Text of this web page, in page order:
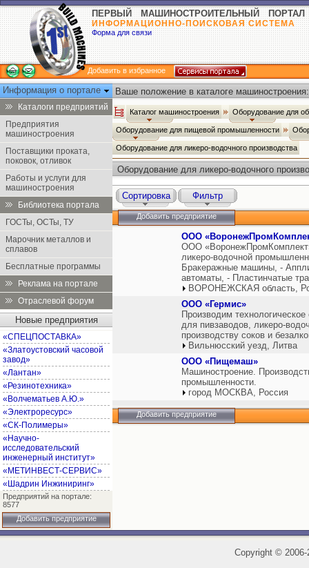
ПЕРВЫЙ МАШИНОСТРОИТЕЛЬНЫЙ ПОРТАЛ
ИНФОРМАЦИОННО-ПОИСКОВАЯ СИСТЕМА
Форма для связи
Добавить в избранное
Информация о портале
Каталоги предприятий
Предприятия
машиностроения
Поставщики проката,
поковок, отливок
Работы и услуги для
машиностроения
Библиотека портала
ГОСТы, ОСТы, ТУ
Марочник металлов и
сплавов
Бесплатные программы
Реклама на портале
Отраслевой форум
Новые предприятия
«СПЕЦПОСТАВКА»
«Златоустовский часовой
завод»
«Лантан»
«Резинотехника»
«Волчематьев А.Ю.»
«Электроресурс»
«СК-Полимеры»
«Научно-
исследовательский
инженерный институт»
«МЕТИНВЕСТ-СЕРВИС»
«Шадрин Инжиниринг»
Предприятий на портале:
8577
Добавить предприятие
Ваше положение в каталоге машиностроения:
Каталог машиностроения Оборудование для
Оборудование для пищевой промышленности
Оборудование для ликеро-водочного производства
Оборудование для ликеро-водочного
Сортировка Фильтр
Добавить предприятие
ООО
ООО
ликеро-водочной
Бракеражные машины, -
автоматы, - Пластинчатые
ВОРОНЕЖСКАЯ область,
ООО «Гермис»
Производим
для пивзаводов, ликеро-
производству соков и
Вильнюсский уезд, Литва
ООО «Пищемаш»
Машиностроение.
промышленности.
город МОСКВА, Россия
Добавить предприятие
Copyright ©